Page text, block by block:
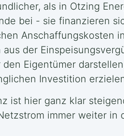
als in Otzing
bei - sie finanzieren
Anschaffungskosten
aus der
den Eigentümer
Investition
ist hier ganz klar
immer weiter in